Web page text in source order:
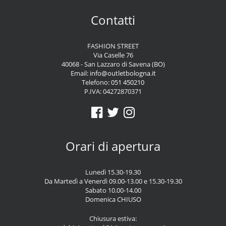
Contatti
FASHION STREET
Via Caselle 76
40068 - San Lazzaro di Savena (BO)
Email: info@outletbologna.it
Telefono:051 450210
P.IVA: 04272870371
Orari di apertura
Lunedì 15.30-19.30
Da Martedì a Venerdì 09.00-13.00 e 15.30-19.30
Sabato 10.00-14.00
Domenica CHIUSO
Chiusura estiva: